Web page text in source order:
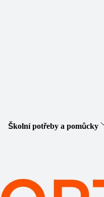
Školní potřeby a pomůcky